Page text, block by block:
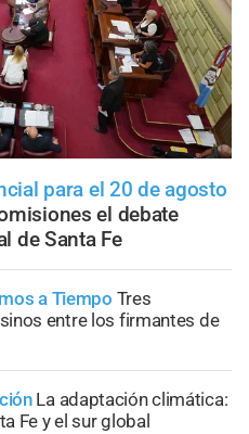
para el 20 de agosto
el debate
de Santa Fe
a Tiempo Tres
entre los firmantes de
La adaptación climática:
Fe y el sur global